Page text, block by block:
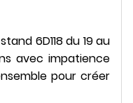
6D118 du 19 au
avec impatience
pour créer